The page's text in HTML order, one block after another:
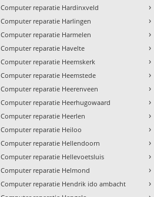
Computer reparatie Hardinxveld
Computer reparatie Harlingen
Computer reparatie Harmelen
Computer reparatie Havelte
Computer reparatie Heemskerk
Computer reparatie Heemstede
Computer reparatie Heerenveen
Computer reparatie Heerhugowaard
Computer reparatie Heerlen
Computer reparatie Heiloo
Computer reparatie Hellendoorn
Computer reparatie Hellevoetsluis
Computer reparatie Helmond
Computer reparatie Hendrik ido ambacht
›
›
›
›
›
›
›
›
›
›
›
›
›
›